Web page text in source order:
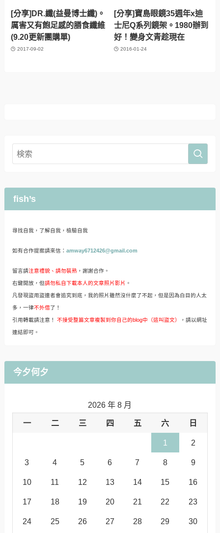
[分享]DR.纖(益曼博士纖)。
厲害又有飽足感的膳食纖維
(9.20更新團購單)
2017-09-02
[分享]寶島眼鏡35週年x迪
士尼Q系列鏡架。1980辦到
好！變身文青趁現在
2016-01-24
fish’s
尋找自我，了解自我，檢驗自我
如有合作提案請來信： amway6712426@gmail.com
留言請注意禮貌、請勿裝熟，謝謝合作。
右鍵開放，但請勿私自下載本人的文章照片影片 。
凡發現盜用盜連者會追究到底，我的照片雖然沒什麼了不起，但是因為白目的人太
多，一律不外借了！
引用轉載請注意！ 不接受整篇文章複製到你自己的blog中（這叫盜文） ，請以網址
連結即可。
今夕何夕
2026 年 8 月
一 二 三 四 五 六 日
1 2
3 4 5 6 7 8 9
10 11 12 13 14 15 16
17 18 19 20 21 22 23
24 25 26 27 28 29 30